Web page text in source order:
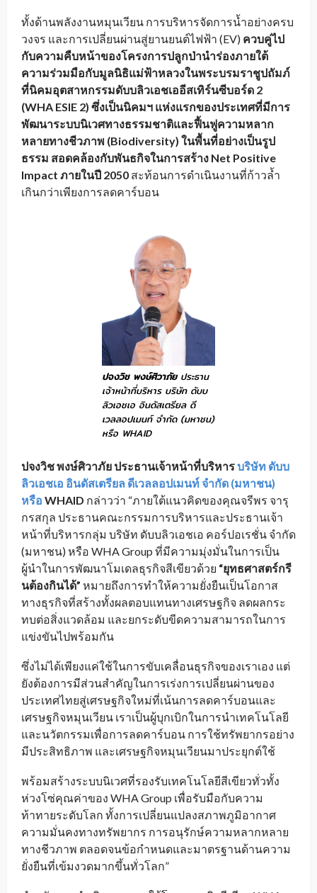
ทั้งด้านพลังงานหมุนเวียน การบริหารจัดการน้ำอย่างครบ
วงจร และการเปลี่ยนผ่านสู่ยานยนต์ไฟฟ้า (EV) ควบคู่ไป
กับความคืบหน้าของโครงการปลูกป่านำร่องภายใต้
ความร่วมมือกับมูลนิธิแม่ฟ้าหลวงในพระบรมราชูปถัมภ์
ที่นิคมอุตสาหกรรมดับบลิวเอชเออีสเทิร์นซีบอร์ด 2
(WHA ESIE 2) ซึ่งเป็นนิคมฯ แห่งแรกของประเทศที่มีการ
พัฒนาระบบนิเวศทางธรรมชาติและฟื้นฟูความหลาก
หลายทางชีวภาพ (Biodiversity) ในพื้นที่อย่างเป็นรูป
ธรรม สอดคล้องกับพันธกิจในการสร้าง Net Positive
Impact ภายในปี 2050 สะท้อนการดำเนินงานที่ก้าวล้ำ
เกินกว่าเพียงการลดคาร์บอน
ปจงวิช พงษ์ศิวาภัยประธาน
เจ้าหน้าที่บริหาร บริษัท ดับบ
ลิวเอชเอ อินดัสเตรียล ดี
เวลลอปเมนท์ จำกัด (มหาชน)
หรือ WHAID
ปจงวิช พงษ์ศิวาภัย ประธานเจ้าหน้าที่บริหารบริษัท ดับบ
ลิวเอชเอ อินดัสเตรียล ดีเวลลอปเมนท์ จำกัด (มหาชน)
หรือ WHAID กล่าวว่า “ภายใต้แนวคิดของคุณจรีพร จารุ
กรสกุล ประธานคณะกรรมการบริหารและประธานเจ้า
หน้าที่บริหารกลุ่ม บริษัท ดับบลิวเอชเอ คอร์ปอเรชั่น จำกัด
(มหาชน) หรือ WHA Group ที่มีความมุ่งมั่นในการเป็น
ผู้นำในการพัฒนาโมเดลธุรกิจสีเขียวด้วย “ยุทธศาสตร์กรี
นต้องกินได้” หมายถึงการทำให้ความยั่งยืนเป็นโอกาส
ทางธุรกิจที่สร้างทั้งผลตอบแทนทางเศรษฐกิจ ลดผลกระ
ทบต่อสิ่งแวดล้อม และยกระดับขีดความสามารถในการ
แข่งขันไปพร้อมกัน
ซึ่งไม่ได้เพียงแค่ใช้ในการขับเคลื่อนธุรกิจของเราเอง แต่
ยังต้องการมีส่วนสำคัญในการเร่งการเปลี่ยนผ่านของ
ประเทศไทยสู่เศรษฐกิจใหม่ที่เน้นการลดคาร์บอนและ
เศรษฐกิจหมุนเวียน เราเป็นผู้บุกเบิกในการนำเทคโนโลยี
และนวัตกรรมเพื่อการลดคาร์บอน การใช้ทรัพยากรอย่าง
มีประสิทธิภาพ และเศรษฐกิจหมุนเวียนมาประยุกต์ใช้
พร้อมสร้างระบบนิเวศที่รองรับเทคโนโลยีสีเขียวทั่วทั้ง
ห่วงโซ่คุณค่าของ WHA Group เพื่อรับมือกับความ
ท้าทายระดับโลก ทั้งการเปลี่ยนแปลงสภาพภูมิอากาศ
ความมั่นคงทางทรัพยากร การอนุรักษ์ความหลากหลาย
ทางชีวภาพ ตลอดจนข้อกำหนดและมาตรฐานด้านความ
ยั่งยืนที่เข้มงวดมากขึ้นทั่วโลก”